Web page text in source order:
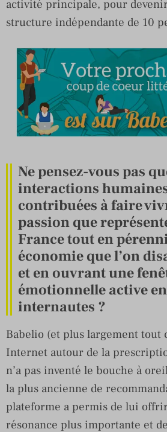
activité principale, pour
structure indépendante de 10
Ne pensez-vous pas
interactions
contribuées à faire
passion que
France tout en
économie que l’on
et en ouvrant une
émotionnelle active
internautes ?
Babelio (et plus largement tout
Internet autour de la
n’a pas inventé le bouche à
la plus ancienne de
plateforme a permis de lui
résonance plus importante et